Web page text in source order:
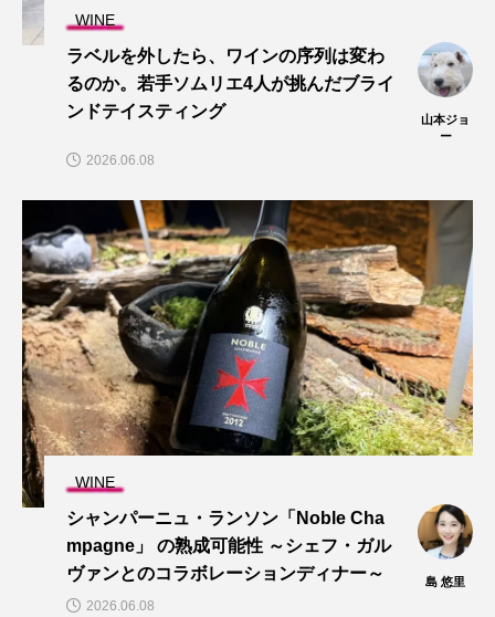
WINE
ラベルを外したら、ワインの序列は変わ
るのか。若手ソムリエ4人が挑んだブライ
ンドテイスティング
山本ジョ
ー
2026.06.08
WINE
シャンパーニュ・ランソン「Noble Cha
mpagne」 の熟成可能性 ～シェフ・ガル
ヴァンとのコラボレーションディナー～
島 悠里
2026.06.08